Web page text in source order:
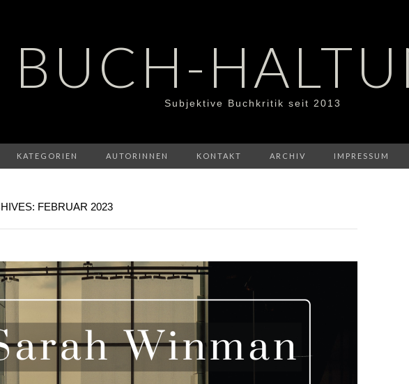
BUCH-
Subjektive Buchkritik seit 2013
KATEGORIEN AUTORINNEN KONTAKT ARCHIV IMPRESSUM
FEBRUAR 2023